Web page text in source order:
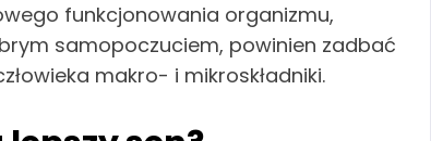
funkcjonowania organizmu,
samopoczuciem, powinien zadbać
makro- i mikroskładniki.